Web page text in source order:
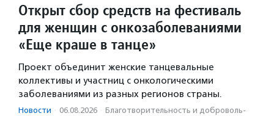
Открыт сбор средств на фестиваль
для женщин с онкозаболеваниями
«Еще краше в танце»
Проект объединит женские танцевальные
коллективы и участниц с онкологическими
заболеваниями из разных регионов страны.
Новости · 06.08.2026 · Благотвори­тель­ность и доброволь­